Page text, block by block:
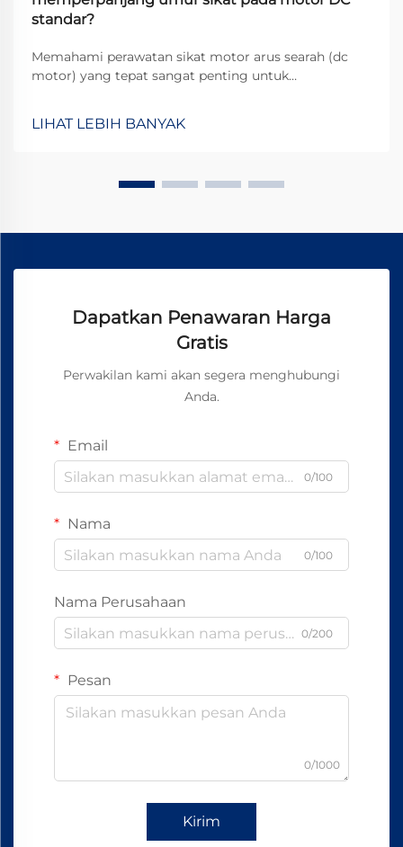
standar?
Memahami perawatan sikat motor arus searah (dc
motor) yang tepat sangat penting untuk
berfungsi sebagai antarmuka kritis antara komponen
LIHAT LEBIH BANYAK
Dapatkan Penawaran Harga
Gratis
Perwakilan kami akan segera menghubungi
Anda.
Email
0/100
Nama
0/100
Nama Perusahaan
0/200
Pesan
0/1000
Kirim